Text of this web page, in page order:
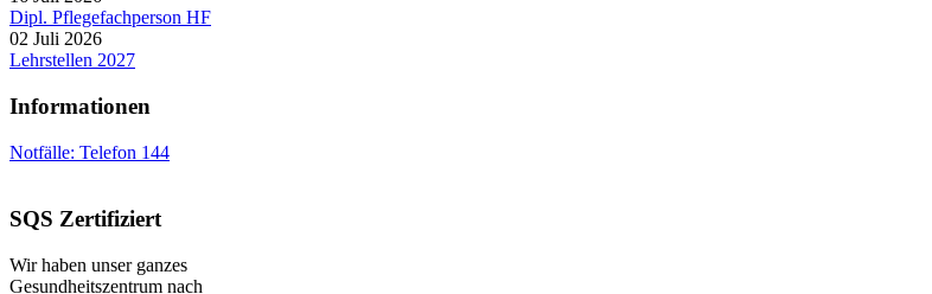
Dipl. Pflegefachperson HF
02 Juli 2026
Lehrstellen 2027
Informationen
Notfälle: Telefon 144
SQS Zertifiziert
Wir haben unser ganzes
Gesundheitszentrum nach